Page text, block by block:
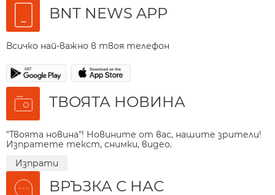
BNT NEWS APP
Всичко най-важно в твоя телефон
ТВОЯТА НОВИНА
"Твоята новина"! Новините от вас, нашите зрители!
Изпратете текст, снимки, видео.
Изпрати
ВРЪЗКА С НАС